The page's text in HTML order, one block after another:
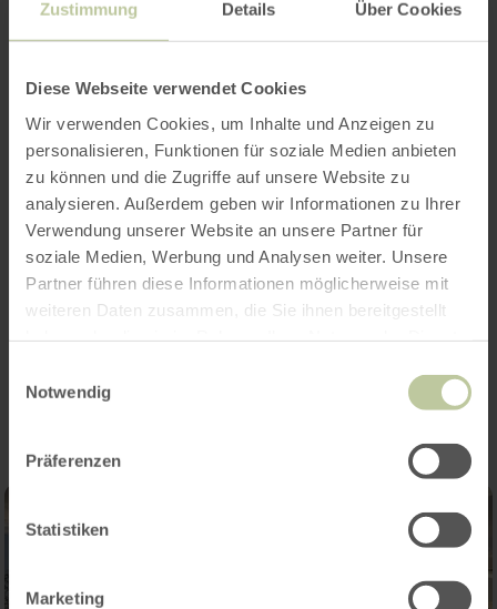
Zustimmung Details Über Cookies
Diese Webseite verwendet Cookies
Wir verwenden Cookies, um Inhalte und Anzeigen zu
personalisieren, Funktionen für soziale Medien anbieten
zu können und die Zugriffe auf unsere Website zu
analysieren. Außerdem geben wir Informationen zu Ihrer
Verwendung unserer Website an unsere Partner für
soziale Medien, Werbung und Analysen weiter. Unsere
Partner führen diese Informationen möglicherweise mit
weiteren Daten zusammen, die Sie ihnen bereitgestellt
Notwendig
Präferenzen
Statistiken
Marketing
De korte wandelingen met de Eifelverein
Strauch vinden eenmaal per maand plaats.
Verzamelpunt is het dorpsplein van Strauch.
Vertrek: 13.30 uur
Gasten zijn van harte welkom!
Impressies